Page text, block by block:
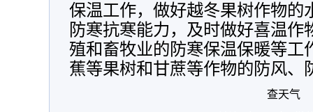
保温工作，做好越冬果树作物的
防寒抗寒能力，及时做好喜温作
殖和畜牧业的防寒保温保暖等工
蕉等果树和甘蔗等作物的防风、
查天气